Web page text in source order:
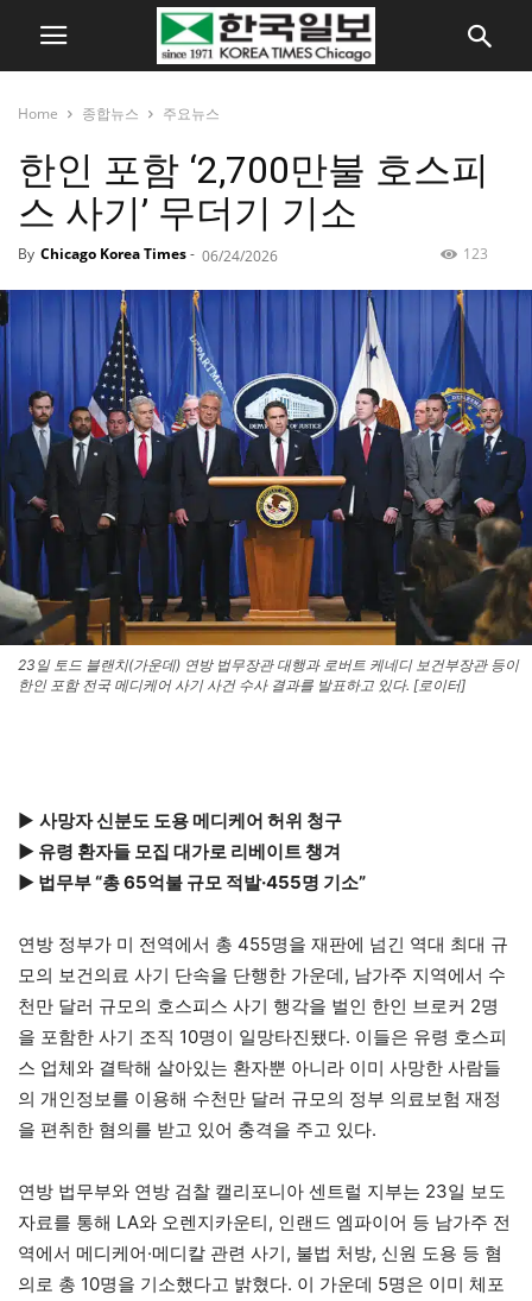
Home 종합뉴스 주요뉴스
한인 포함 ‘2,700만불 호스피
스 사기’ 무더기 기소
By Chicago Korea Times- 06/24/2026 123
23일 토드 블랜치(가운데) 연방 법무장관 대행과 로버트 케네디 보건부장관 등이
한인 포함 전국 메디케어 사기 사건 수사 결과를 발표하고 있다. [로이터]
▶ 사망자 신분도 도용 메디케어 허위 청구
▶ 유령 환자들 모집 대가로 리베이트 챙겨
▶ 법무부 “총 65억불 규모 적발·455명 기소”
연방 정부가 미 전역에서 총 455명을 재판에 넘긴 역대 최대 규
모의 보건의료 사기 단속을 단행한 가운데, 남가주 지역에서 수
천만 달러 규모의 호스피스 사기 행각을 벌인 한인 브로커 2명
을 포함한 사기 조직 10명이 일망타진됐다. 이들은 유령 호스피
스 업체와 결탁해 살아있는 환자뿐 아니라 이미 사망한 사람들
의 개인정보를 이용해 수천만 달러 규모의 정부 의료보험 재정
을 편취한 혐의를 받고 있어 충격을 주고 있다.
연방 법무부와 연방 검찰 캘리포니아 센트럴 지부는 23일 보도
자료를 통해 LA와 오렌지카운티, 인랜드 엠파이어 등 남가주 전
역에서 메디케어·메디칼 관련 사기, 불법 처방, 신원 도용 등 혐
의로 총 10명을 기소했다고 밝혔다. 이 가운데 5명은 이미 체포